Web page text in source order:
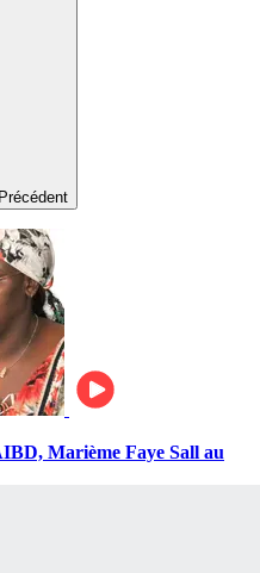
Précédent
Marième Faye Sall au